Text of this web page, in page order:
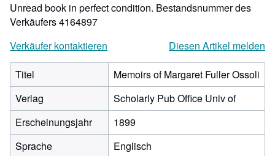
Unread book in perfect condition. Bestandsnummer des
Verkäufers 4164897
Verkäufer kontaktieren
Diesen Artikel melden
Titel
Memoirs of Margaret Fuller Ossoli
Verlag
Scholarly Pub Office Univ of
Erscheinungsjahr
1899
Sprache
Englisch